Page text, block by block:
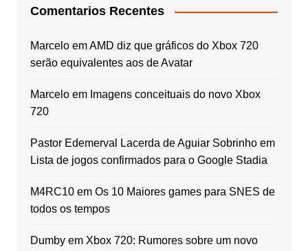
Comentarios Recentes
MarceloemAMD diz que gráficos do Xbox 720
serão equivalentes aos de Avatar
Marceloem Imagens conceituais do novo Xbox
720
Pastor Edemerval Lacerda de Aguiar Sobrinhoem
Lista de jogos confirmados para o Google Stadia
M4RC10em Os 10 Maiores games para SNES de
todos os tempos
Dumbyem Xbox 720: Rumores sobre um novo